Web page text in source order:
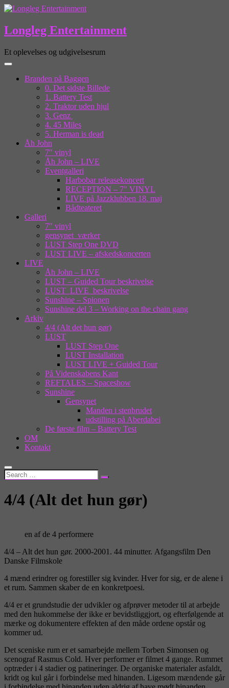
Longleg Entertainment
Et oplevelses og udgivelsesrum
Branden på Baggen
0. Det sidste Billede
1. Battery Test
2. Traktor uden hjul
3. Genz
4. 45 Miles
5. Herman is dead
Åh John
7″ vinyl
Åh John – LIVE
Eventgalleri
Harbobar releasekoncert
RECEPTION – 7″ VINYL
LIVE på Jazzklubben 18. maj
Bådteateret
Galleri
7″ vinyl
gensynet_værker
LUST Step One DVD
LUST LIVE – afskedskoncerten
LIVE
Åh John – LIVE
LUST – Guided Tour beskrivelse
LUST_LIVE_beskrivelse
Sunshine – Spionen
Sunshine del 3 – Working on the chain gang
Arkiv
4/4 (Alt det hun gør)
LUST
LUST Step One
LUST Installation
LUST LIVE + Guided Tour
På Videnskabens Kant
REFTALES – Spaceshow
Sunshine
Gensynet
Manden i stenbrudet
udstilling på Aberdabei
De første film – Battery Test
OM
Kontakt
4/4 (Alt det hun gør)
en af de 4 performere
4/4 – Alt det hun gør. 2000-2001. 44 minutter. Afgangsfilm Den
Danske Filmskole
4 mænd erindrer og forestiller sig kvinder. Hver for sig, er de alene i
et rum. Sammen skaber de en konkretpoesi.
4/4 er et grundstudie der udvikler og afprøver metoder til at arbejde
med den hukommelse der ikke er bevidstliggjort, og efterfølgende at
mærke og dokumentere effekten af den måde ordene opstår og
kommer ud.
Det sceniske rum er et samarbejde mellem Torben Simonsen og
scenograf Rasmus Cold. Hver performer er filmet 4 gange. Rummet
optræder i 4 stadier og patineringer. De organiske materialer asfaldt,
kridt og kul går i forbindelse med hinanden. Ligesom mændende går